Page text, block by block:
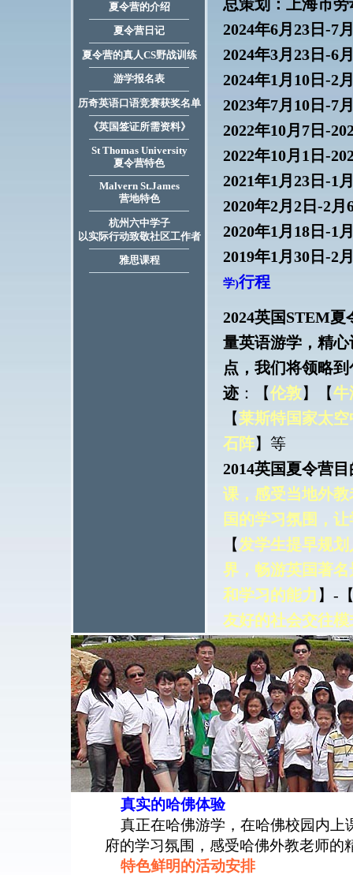
夏令营的介绍
夏令营日记
夏令营的真人CS野战训练
游学报名表
历奇英语口语竞赛获奖名单
《英国签证所需资料》
St Thomas University
夏令营特色
Malvern St.James
营地特色
杭州六中学子
以实际行动致敬社区工作者
雅思课程
总策划：上海市
2024年6月23日-7
2024年3月23日-6
2024年1月10日-2
2023年7月10日-7
2022年10月7日-
2022年10月1日-
2021年1月23日-1
2020年2月2日-2
2020年1月18日-1
2019年1月30日-2
学)行程
2024英国STEM
量英语游学，精
点，我们将领略
迹 ：【伦敦】【牛
【莱斯特国家太空
石阵】等
2014英国夏令营目
课，感受当地外
国的学习氛围，
【发学生提早规
界，畅游英国著
和学习的能力 】-
友好的社会交往模
真实的哈佛体验
真正在哈佛游学，在哈佛校园内上
府的学习氛围，感受哈佛外教老师的
特色鲜明的活动安排